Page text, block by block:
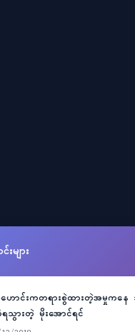
Cele News
ျား
ဟောင်းကတရားစွဲထားတဲ့အမှုကနေ
သွားတဲ့ မိုးအောင်ရင်